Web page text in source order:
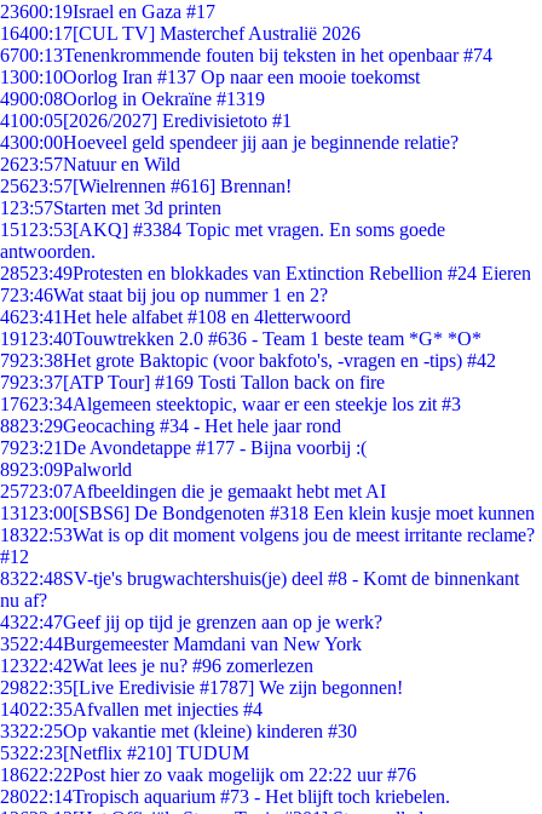
23600:19Israel en Gaza #17
16400:17[CUL TV] Masterchef Australië 2026
6700:13Tenenkrommende fouten bij teksten in het openbaar #74
1300:10Oorlog Iran #137 Op naar een mooie toekomst
4900:08Oorlog in Oekraïne #1319
4100:05[2026/2027] Eredivisietoto #1
4300:00Hoeveel geld spendeer jij aan je beginnende relatie?
2623:57Natuur en Wild
25623:57[Wielrennen #616] Brennan!
1 23:57Starten met 3d printen
151 23:53[AKQ] #3384 Topic met vragen. En soms goede
antwoorden.
28523:49Protesten en blokkades van Extinction Rebellion #24 Eieren
723:46Wat staat bij jou op nummer 1 en 2?
4623:41Het hele alfabet #108 en 4letterwoord
191 23:40Touwtrekken 2.0 #636 - Team 1 beste team *G* *O*
7923:38Het grote Baktopic (voor bakfoto's, -vragen en -tips) #42
7923:37[ATP Tour] #169 Tosti Tallon back on fire
17623:34Algemeen steektopic, waar er een steekje los zit #3
8823:29Geocaching #34 - Het hele jaar rond
7923:21De Avondetappe #177 - Bijna voorbij :(
8923:09Palworld
25723:07Afbeeldingen die je gemaakt hebt met AI
131 23:00[SBS6] De Bondgenoten #318 Een klein kusje moet kunnen
18322:53Wat is op dit moment volgens jou de meest irritante reclame?
#12
8322:48SV-tje's brugwachtershuis(je) deel #8 - Komt de binnenkant
nu af?
4322:47Geef jij op tijd je grenzen aan op je werk?
3522:44Burgemeester Mamdani van New York
12322:42Wat lees je nu? #96 zomerlezen
29822:35[Live Eredivisie #1787] We zijn begonnen!
14022:35Afvallen met injecties #4
3322:25Op vakantie met (kleine) kinderen #30
5322:23[Netflix #210] TUDUM
18622:22Post hier zo vaak mogelijk om 22:22 uur #76
28022:14Tropisch aquarium #73 - Het blijft toch kriebelen.